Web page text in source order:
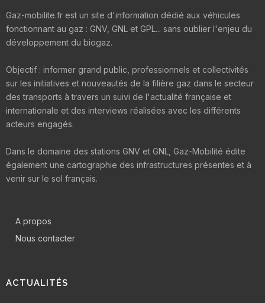
Gaz-mobilite.fr est un site d'information dédié aux véhicules
fonctionnant au gaz : GNV, GNL et GPL... sans oublier l'enjeu du
développement du biogaz.
Objectif : informer grand public, professionnels et collectivités
sur les initiatives et nouveautés de la filière gaz dans le secteur
des transports à travers un suivi de l'actualité française et
internationale et des interviews réalisées avec les différents
acteurs engagés.
Dans le domaine des stations GNV et GNL, Gaz-Mobilité édite
également une cartographie des infrastructures présentes et à
venir sur le sol français.
A propos
Nous contacter
ACTUALITÉS